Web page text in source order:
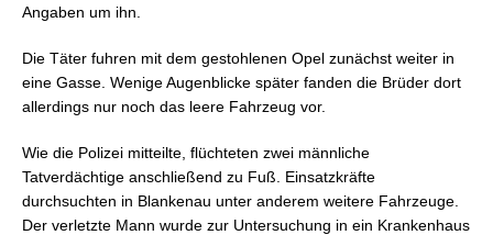
Angaben um ihn.
Die Täter fuhren mit dem gestohlenen Opel zunächst weiter in
eine Gasse. Wenige Augenblicke später fanden die Brüder dort
allerdings nur noch das leere Fahrzeug vor.
Wie die Polizei mitteilte, flüchteten zwei männliche
Tatverdächtige anschließend zu Fuß. Einsatzkräfte
durchsuchten in Blankenau unter anderem weitere Fahrzeuge.
Der verletzte Mann wurde zur Untersuchung in ein Krankenhaus